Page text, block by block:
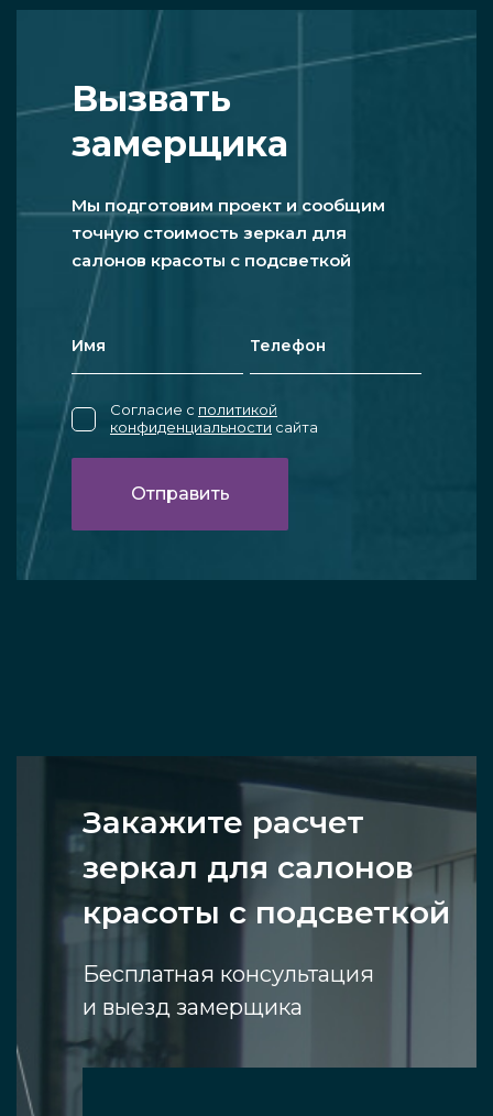
Вызвать
замерщика
Мы подготовим проект и сообщим
точную стоимость зеркал для
салонов красоты с подсветкой
Согласие с политикой
конфиденциальности сайта
Закажите расчет
зеркал для салонов
красоты с подсветкой
Бесплатная консультация
и выезд замерщика